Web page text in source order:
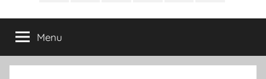
金
資
時
清
徵
Menu